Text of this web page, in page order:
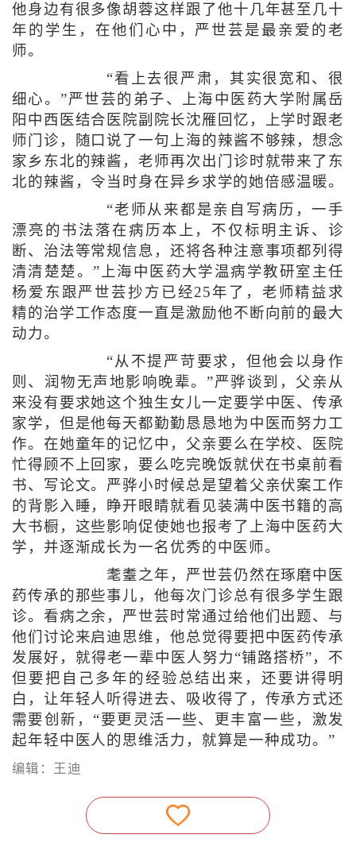
他身边有很多像胡蓉这样跟了他十几年甚至几十
年的学生，在他们心中，严世芸是最亲爱的老
师。
“看上去很严肃，其实很宽和、很
细心。”严世芸的弟子、上海中医药大学附属岳
阳中西医结合医院副院长沈雁回忆，上学时跟老
师门诊，随口说了一句上海的辣酱不够辣，想念
家乡东北的辣酱，老师再次出门诊时就带来了东
北的辣酱，令当时身在异乡求学的她倍感温暖。
“老师从来都是亲自写病历，一手
漂亮的书法落在病历本上，不仅标明主诉、诊
断、治法等常规信息，还将各种注意事项都列得
清清楚楚。”上海中医药大学温病学教研室主任
杨爱东跟严世芸抄方已经25年了，老师精益求
精的治学工作态度一直是激励他不断向前的最大
动力。
“从不提严苛要求，但他会以身作
则、润物无声地影响晚辈。”严骅谈到，父亲从
来没有要求她这个独生女儿一定要学中医、传承
家学，但是他每天都勤勤恳恳地为中医而努力工
作。在她童年的记忆中，父亲要么在学校、医院
忙得顾不上回家，要么吃完晚饭就伏在书桌前看
书、写论文。严骅小时候总是望着父亲伏案工作
的背影入睡，睁开眼睛就看见装满中医书籍的高
大书橱，这些影响促使她也报考了上海中医药大
学，并逐渐成长为一名优秀的中医师。
耄耋之年，严世芸仍然在琢磨中医
药传承的那些事儿，他每次门诊总有很多学生跟
诊。看病之余，严世芸时常通过给他们出题、与
他们讨论来启迪思维，他总觉得要把中医药传承
发展好，就得老一辈中医人努力“铺路搭桥”，不
但要把自己多年的经验总结出来，还要讲得明
白，让年轻人听得进去、吸收得了，传承方式还
需要创新，“要更灵活一些、更丰富一些，激发
起年轻中医人的思维活力，就算是一种成功。”
编辑：王迪